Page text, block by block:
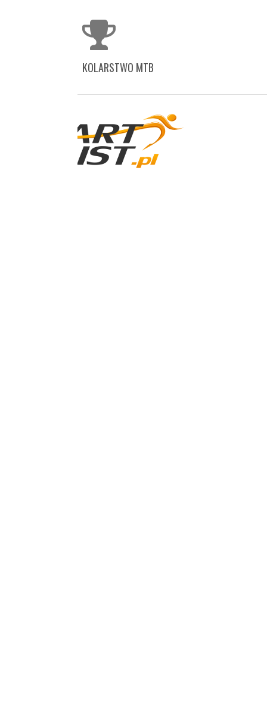
KOLARSTWO MTB